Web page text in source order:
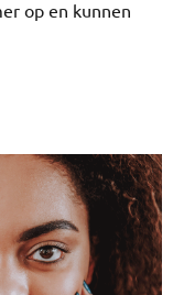
op en kunnen